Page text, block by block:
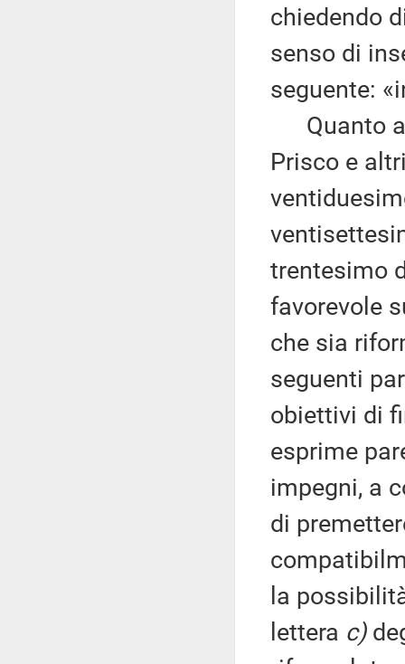
chiedendo
senso di
seguente:
Quanto
Prisco e
trentesimo
favorevole
che sia
seguenti
obiettivi di
esprime
impegni, a
di
la
lettera c)